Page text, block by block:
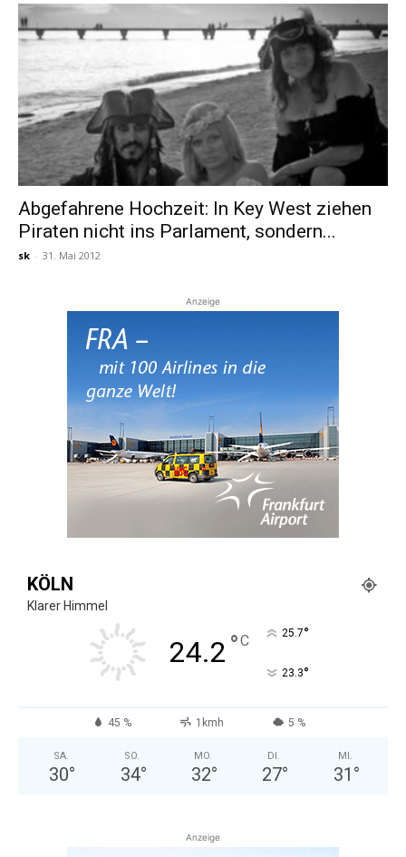
Abgefahrene Hochzeit: In Key West ziehen
Piraten nicht ins Parlament, sondern...
sk - 31. Mai 2012
Anzeige
KÖLN
Klarer Himmel
24.2 °C 25.7°
23.3°
45 % 1kmh 5 %
SA.
30°
SO.
34°
MO.
32°
DI.
27°
MI.
31 °
Anzeige